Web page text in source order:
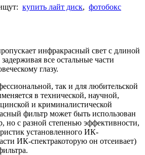
купить лайт диск, фотобокс
инфракрасный свет с длиной
все остальные части
глазу.
так и для любительской
в технической, научной,
и криминалистической
фильтр может быть использован
но с разной степенью эффективности,
установленного ИК-
ИК-спектракоторую он отсеивает)